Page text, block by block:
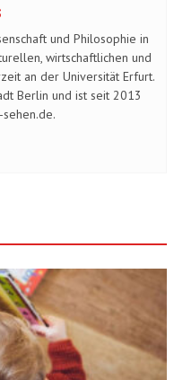
und Philosophie in
wirtschaftlichen und
an der Universität Erfurt.
Berlin und ist seit 2013